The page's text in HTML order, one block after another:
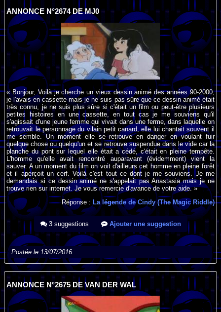
ANNONCE N°2674 DE MJ0
« Bonjour, Voilà je cherche un vieux dessin animé des années 90-2000,
je l'avais en cassette mais je ne suis pas sûre que ce dessin animé était
très connu, je ne suis plus sûre si c'était un film ou peut-être plusieurs
petites histoires en une cassette, en tout cas je me souviens qu'il
s'agissait d'une jeune femme qui vivait dans une ferme, dans laquelle on
retrouvait le personnage du vilain petit canard, elle lui chantait souvent il
me semble. Un moment elle se retrouve en danger en voulant fuir
quelque chose ou quelqu'un et se retrouve suspendue dans le vide car la
planche du pont sur lequel elle était a cédé, c'était en pleine tempête.
L'homme qu'elle avait rencontré auparavant (évidemment) vient la
sauver. A un moment du film on voit d'ailleurs cet homme en pleine forêt
et il aperçoit un cerf. Voilà c'est tout ce dont je me souviens. Je me
demandais si ce dessin animé ne s'appelait pas Anastasia mais je ne
trouve rien sur internet. Je vous remercie d'avance de votre aide. »
Réponse : La légende de Cindy (The Magic Riddle)
3 suggestions Ajouter une suggestion
Postée le 13/07/2016.
ANNONCE N°2675 DE VAN DER WAL